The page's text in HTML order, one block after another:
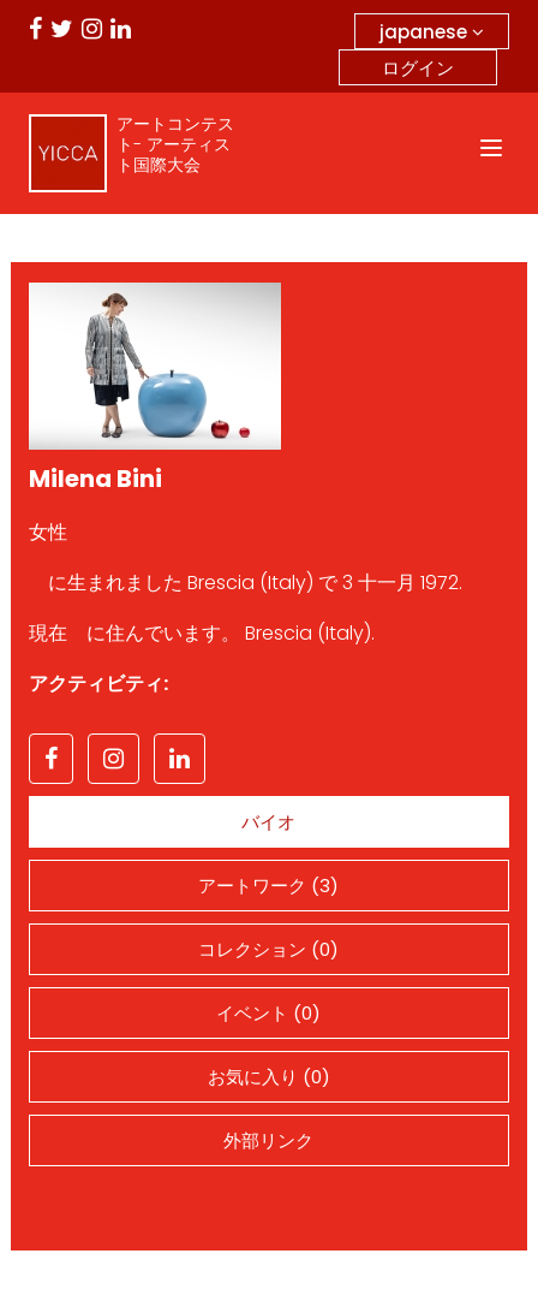
japanese
ログイン
アートコンテス
ト- アーティス
ト国際大会
Milena Bini
女性
に生まれました Brescia (Italy) で 3 十一月 1972.
現在 に住んでいます。 Brescia (Italy).
アクティビティ:
バイオ
アートワーク (3)
コレクション (0)
イベント (0)
お気に入り (0)
外部リンク